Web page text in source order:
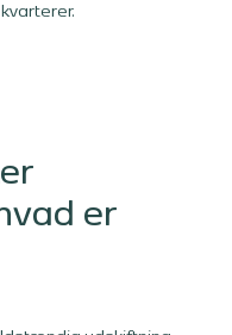
er